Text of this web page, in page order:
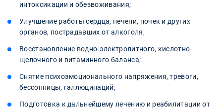
интоксикации и обезвоживания;
Улучшение работы сердца, печени, почек и других
органов, пострадавших от алкоголя;
Восстановление водно-электролитного, кислотно-
щелочного и витаминного баланса;
Снятие психоэмоционального напряжения, тревоги,
бессонницы, галлюцинаций;
Подготовка к дальнейшему лечению и реабилитации от